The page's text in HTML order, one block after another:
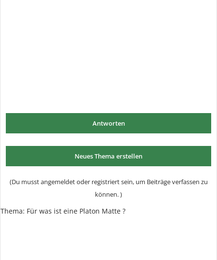
Antworten
Neues Thema erstellen
(Du musst angemeldet oder registriert sein, um Beiträge verfassen zu
können. )
Thema: Für was ist eine Platon Matte ?